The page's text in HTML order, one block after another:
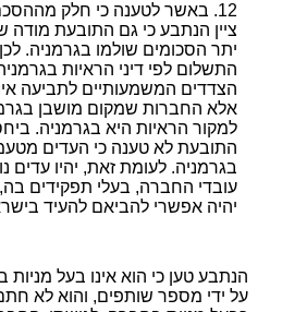
באשר לטענה כי חלק
ציין הנתבע כי גם התובעת
יתר הסכומים שולמו בגרמניה.
התשלום לפי דיני הראיות
הצדדים המשמעותיים לתביעה
אלא החברות שמקום מושבן
למקור הראיות היא בגרמניה.
התובעת לא טענה כי העדים
בגרמניה. לעומת זאת, יהיו עדים
עובדי החברה, בעלי תפקידים בה,
יהיה אפשרי להביאם להעיד
הנתבע טען כי הוא אינו בעל
על ידי מספר שותפים, והוא לא